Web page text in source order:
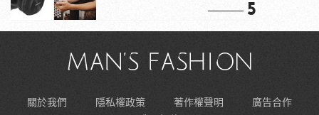
5
關於我們 隱私權政策 著作權聲明
廣告合作